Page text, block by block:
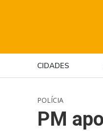
CIDADES
POLÍCIA
PM